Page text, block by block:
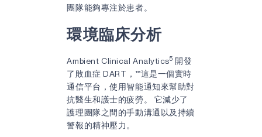
團隊能夠專注於患者。
環境臨床分析
Ambient Clinical Analytics5 開發
了敗血症 DART，™這是一個實時
通信平台，使用智能通知來幫助對
抗醫生和護士的疲勞。 它減少了
護理團隊之間的手動溝通以及持續
警報的精神壓力。